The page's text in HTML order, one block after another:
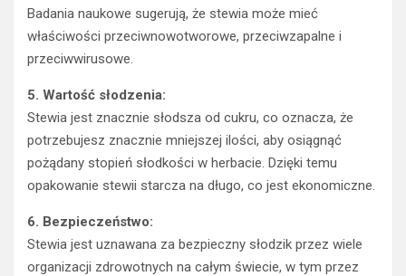
Badania naukowe sugerują, że stewia może mieć
właściwości przeciwnowotworowe, przeciwzapalne i
przeciwwirusowe.
5. Wartość słodzenia:
Stewia jest znacznie słodsza od cukru, co oznacza, że
potrzebujesz znacznie mniejszej ilości, aby osiągnąć
pożądany stopień słodkości w herbacie. Dzięki temu
opakowanie stewii starcza na długo, co jest ekonomiczne.
6. Bezpieczeństwo:
Stewia jest uznawana za bezpieczny słodzik przez wiele
organizacji zdrowotnych na całym świecie, w tym przez